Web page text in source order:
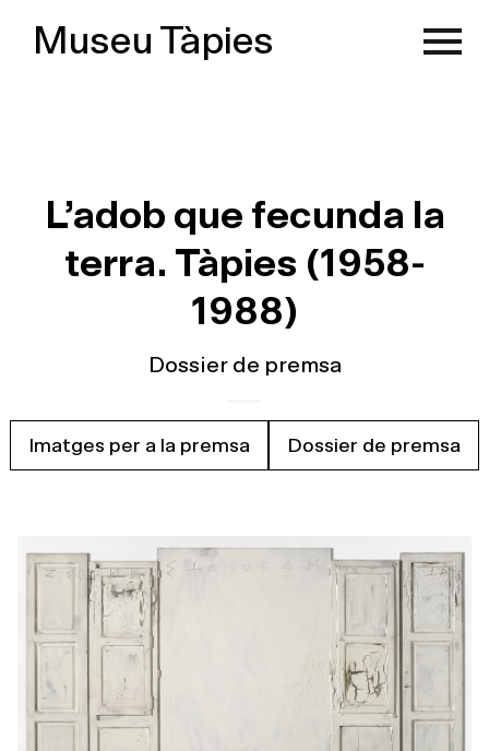
Museu Tàpies
L’adob que fecunda la
terra. Tàpies (1958-
1988)
Dossier de premsa
Imatges per a la premsa Dossier de premsa